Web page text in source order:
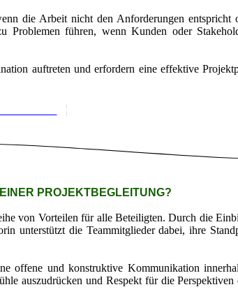
die Arbeit nicht den Anforderungen
Problemen führen, wenn Kunden oder
auftreten und erfordern eine effektive
PROJEKTBEGLEITUNG?
von Vorteilen für alle Beteiligten. Durch die
unterstützt die Teammitglieder dabei, ihre
offene und konstruktive Kommunikation
auszudrücken und Respekt für die